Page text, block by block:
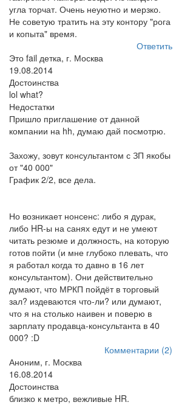
угла торчат. Очень неуютно и мерзко.
Не советую тратить на эту контору "рога
и копыта" время.
Ответить
Это fail детка, г. Москва
19.08.2014
Достоинства
lol what?
Недостатки
Пришло приглашение от данной
компании на hh, думаю дай посмотрю.
Захожу, зовут консультантом с ЗП якобы
от "40 000"
График 2/2, все дела.
Но возникает нонсенс: либо я дурак,
либо HR-ы на санях едут и не умеют
читать резюме и должность, на которую
готов пойти (и мне глубоко плевать, что
я работал когда то давно в 16 лет
консультантом). Они действительно
думают, что МРКП пойдёт в торговый
зал? издеваются что-ли? или думают,
что я на столько наивен и поверю в
зарплату продавца-консультанта в 40
000? :D
Комментарии (2)
Аноним, г. Москва
16.08.2014
Достоинства
близко к метро, вежливые HR.